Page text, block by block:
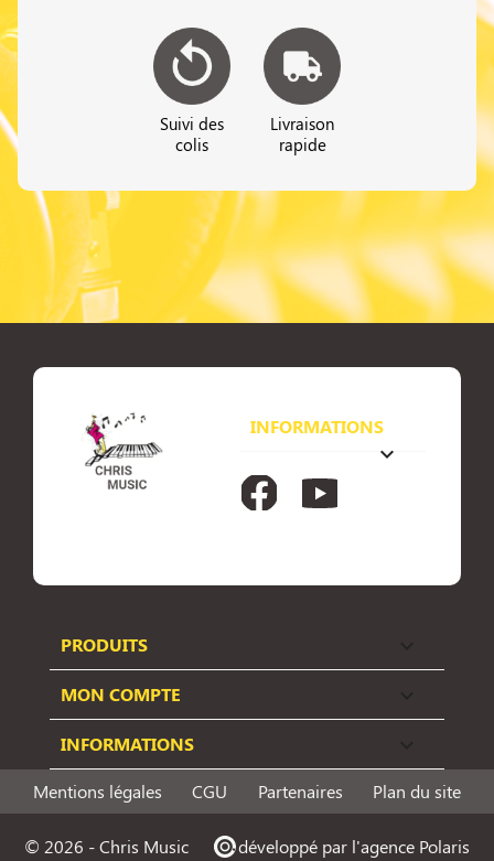
Suivi des
colis
Livraison
rapide
INFORMATIONS
keyboard_arrow_down
FacebookYouTube
PRODUITS
MON COMPTE
INFORMATIONS
Mentions légales CGU Partenaires Plan du site
© 2026 - Chris Music p développé par l'agence Polaris